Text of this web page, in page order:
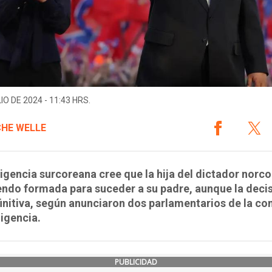
DE 2024 - 11:43 HRS.
WELLE
surcoreana cree que la hija del dictador
formada para suceder a su padre, aunque la
según anunciaron dos parlamentarios de la
PUBLICIDAD